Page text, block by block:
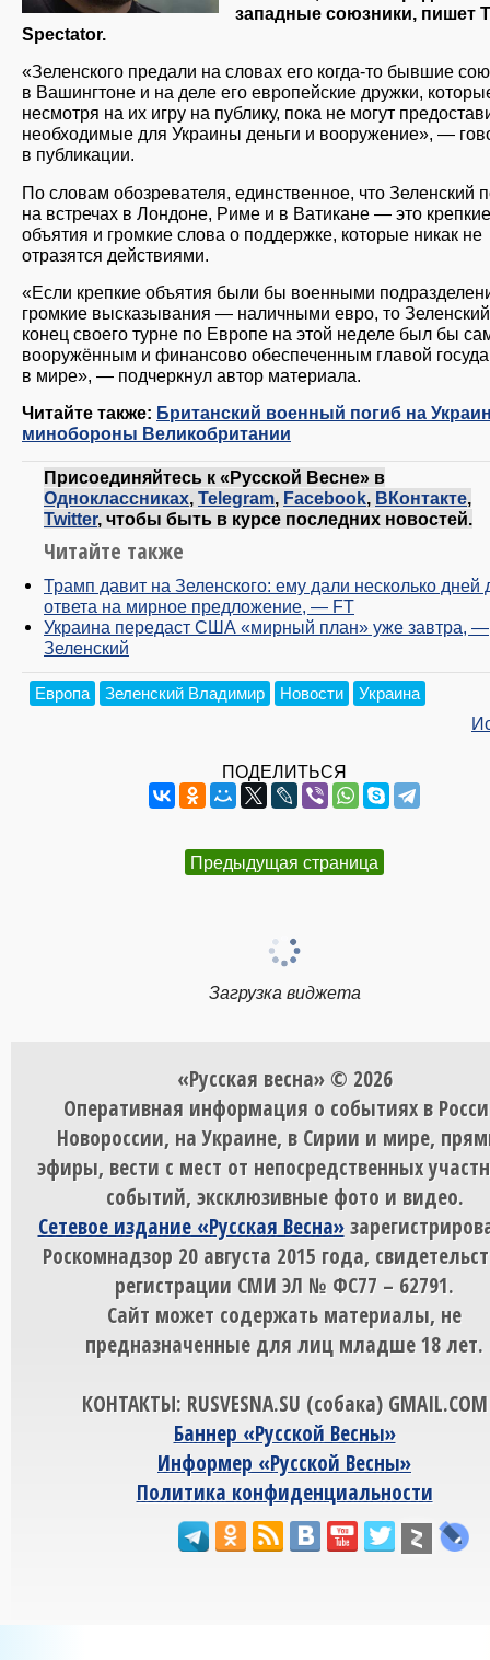
западные союзники, пишет
Spectator.
«Зеленского предали на словах его когда-то бывшие
в Вашингтоне и на деле его европейские дружки,
несмотря на их игру на публику, пока не могут
необходимые для Украины деньги и вооружение», —
в публикации.
По словам обозревателя, единственное, что Зеленский
на встречах в Лондоне, Риме и в Ватикане — это крепкие
объятия и громкие слова о поддержке, которые никак не
отразятся действиями.
«Если крепкие объятия были бы военными
громкие высказывания — наличными евро, то
конец своего турне по Европе на этой неделе был бы
вооружённым и финансово обеспеченным главой
в мире», — подчеркнул автор материала.
Читайте также: Британский военный погиб на
минобороны Великобритании
Присоединяйтесь к «Русской Весне» в
Одноклассниках, Telegram, Facebook, ВКонтакте,
Twitter, чтобы быть в курсе последних новостей.
Читайте также
Трамп давит на Зеленского: ему дали несколько дней
ответа на мирное предложение, — FT
Украина передаст США «мирный план» уже завтра, —
Зеленский
Европа Зеленский Владимир Новости Украина
ПОДЕЛИТЬСЯ
Предыдущая страница
Загрузка виджета
«Русская весна» © 2026
Оперативная информация о событиях в
Новороссии, на Украине, в Сирии и мире,
эфиры, вести с мест от непосредственных
событий, эксклюзивные фото и видео.
Сетевое издание «Русская Весна»
Роскомнадзор 20 августа 2015 года,
регистрации СМИ ЭЛ № ФС77 – 62791.
Сайт может содержать материалы, не
предназначенные для лиц младше 18 лет.
КОНТАКТЫ: RUSVESNA.SU (собака) GMAIL.COM
Баннер «Русской Весны»
Информер «Русской Весны»
Политика конфиденциальности